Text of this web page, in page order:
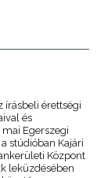
írásbeli érettségi
és
Egerszegi
stúdióban Kajári
Központ
leküzdésében